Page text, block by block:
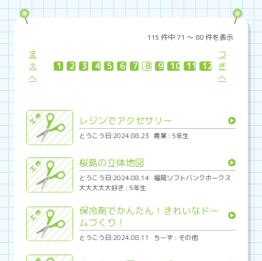
115 件中 71 〜 80 件を表示
ま
え
へ
1 2 3 4 5 6 7 8 9 10 11 12
つ
ぎ
へ
レジンでアクセサリー
とうこう日:2024.08.23 青葉 : 5年生
桜島の立体地図
とうこう日:2024.08.14 福岡ソフトバンクホークス
大大大大大好き : 5年生
保冷剤でかんたん！きれいなドー
ムづくり！
とうこう日:2024.08.11 ちーず : その他